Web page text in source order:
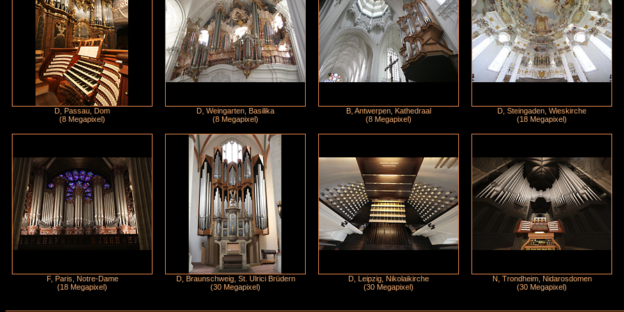
D, Passau, Dom
(8 Megapixel)
D, Weingarten, Basilika
(8 Megapixel)
B, Antwerpen, Kathedraal
(8 Megapixel)
D, Steingaden, Wieskirche
(18 Megapixel)
F, Paris, Notre-Dame
(18 Megapixel)
D, Braunschweig, St. Ulrici Brüdern
(30 Megapixel)
D, Leipzig, Nikolaikirche
(30 Megapixel)
N, Trondheim, Nidarosdomen
(30 Megapixel)